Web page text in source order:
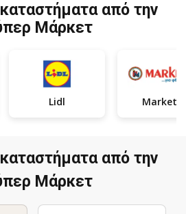
από την
Μάρκετ
Lidl Market
από την
Μάρκετ